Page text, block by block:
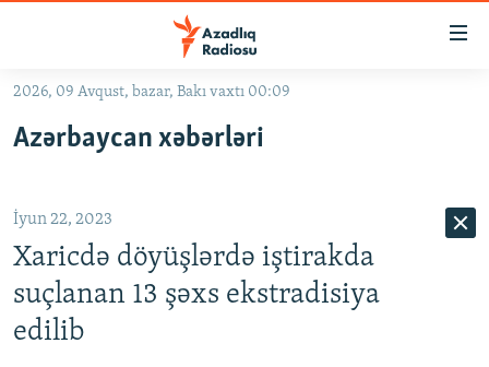
Əsas
qayıt
qayıt
Axtarışa
#ƏSLINDƏ
QANUNI DOĞRU
2026, 09 Avqust, bazar, Bakı vaxtı 00:09
Azərbaycan xəbərləri
İyun 22, 2023
Xaricdə döyüşlərdə iştirakda
suçlanan 13 şəxs ekstradisiya
edilib